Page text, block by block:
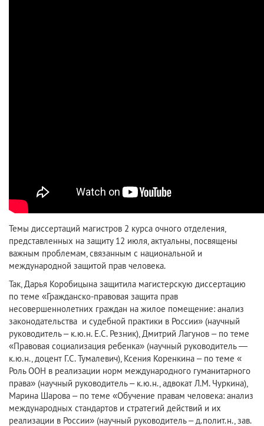
Темы диссертаций магистров 2 курса очного отделения,
представленных на защиту 12 июля, актуальны, посвящены
важным проблемам, связанным с национальной и
международной защитой прав человека.
Так, Дарья Коробицына защитила магистерскую диссертацию
по теме «Гражданско-правовая защита прав
несовершеннолетних граждан на жилое помещение: анализ
законодательства и судебной практики в России» (научный
руководитель – к.ю.н. Е.С. Резник), Дмитрий Лагунов – по теме
«Правовая социализация ребенка» (научный руководитель —
к.ю.н., доцент Г.С. Тумалевич), Ксения Коренкина – по теме «
Роль ООН в реализации норм международного гуманитарного
права» (научный руководитель – к.ю.н., адвокат Л.М. Чуркина),
Марина Шарова – по теме «Обучение правам человека: анализ
международных стандартов и стратегий действий и их
реализации в России» (научный руководитель – д.полит.н., зав.